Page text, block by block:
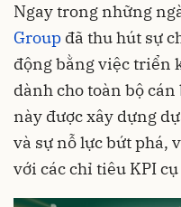
Ngay trong những
Group đã thu hút sự
động bằng việc triển
dành cho toàn bộ
này được xây dựng
và sự nỗ lực bứt phá,
với các chỉ tiêu KPI